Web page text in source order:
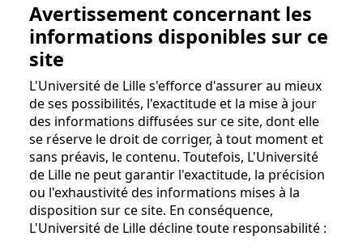
Avertissement concernant les
informations disponibles sur ce
site
L'Université de Lille s'efforce d'assurer au mieux
de ses possibilités, l'exactitude et la mise à jour
des informations diffusées sur ce site, dont elle
se réserve le droit de corriger, à tout moment et
sans préavis, le contenu. Toutefois, L'Université
de Lille ne peut garantir l'exactitude, la précision
ou l'exhaustivité des informations mises à la
disposition sur ce site. En conséquence,
L'Université de Lille décline toute responsabilité :